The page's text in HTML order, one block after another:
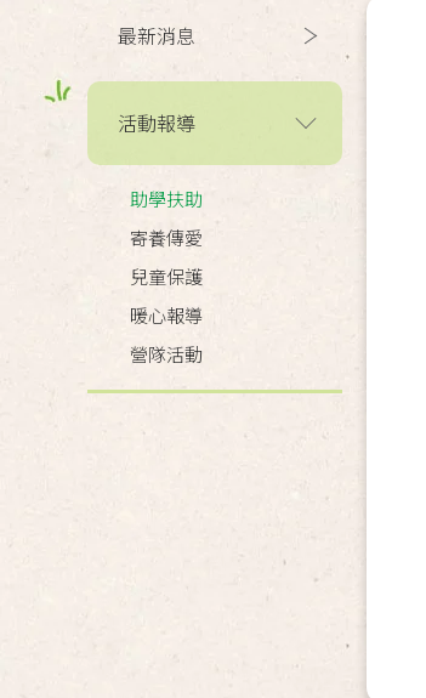
最新消息
活動報導
助學扶助
寄養傳愛
兒童保護
暖心報導
營隊活動